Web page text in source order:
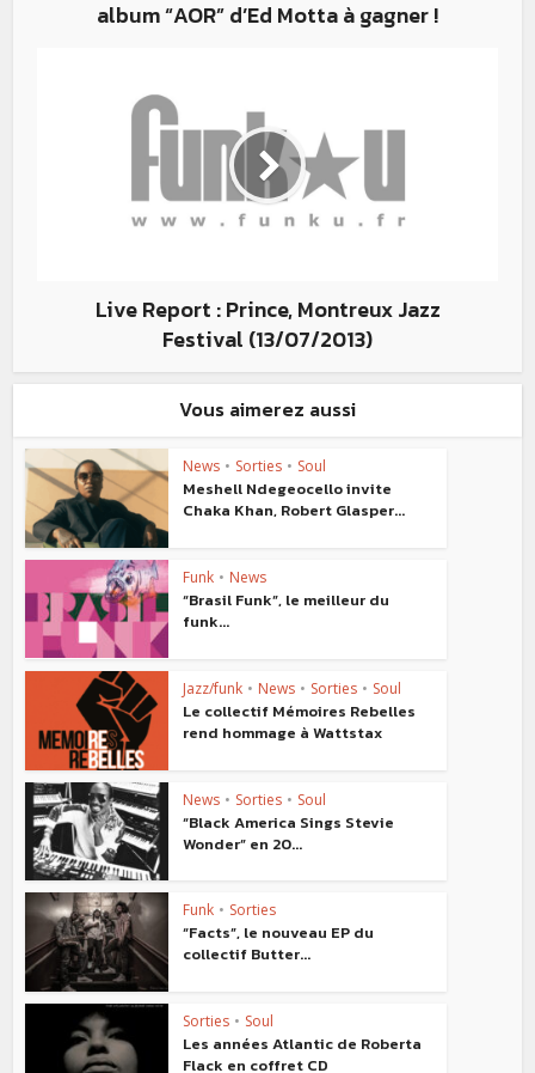
album “AOR” d’Ed Motta à gagner !
Live Report : Prince, Montreux Jazz
Festival (13/07/2013)
Vous aimerez aussi
News • Sorties • Soul
Meshell Ndegeocello invite
Chaka Khan, Robert Glasper...
Funk • News
“Brasil Funk”, le meilleur du
funk...
Jazz/funk • News • Sorties • Soul
Le collectif Mémoires Rebelles
rend hommage à Wattstax
News • Sorties • Soul
“Black America Sings Stevie
Wonder” en 20...
Funk • Sorties
“Facts”, le nouveau EP du
collectif Butter...
Sorties • Soul
Les années Atlantic de Roberta
Flack en coffret CD